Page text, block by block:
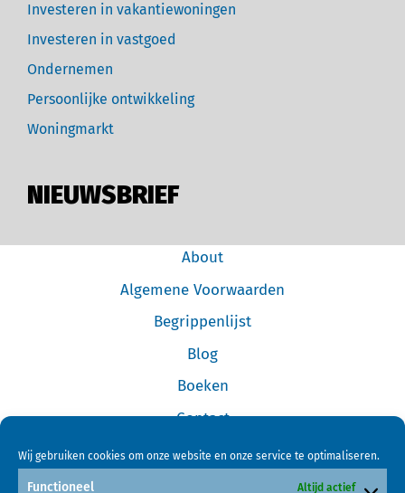
Wij gebruiken cookies om onze website en onze service te optimaliseren.
Functioneel Altijd actief
Investeren in vakantiewoningen
Investeren in vastgoed
Ondernemen
Persoonlijke ontwikkeling
Woningmarkt
NIEUWSBRIEF
About
Algemene Voorwaarden
Begrippenlijst
Blog
Boeken
Contact
Cookiebeleid (EU)